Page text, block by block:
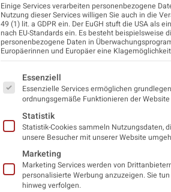
Einige Services verarbeiten personenbezogene
Nutzung dieser Services willigen Sie auch in die
49 (1) lit. a GDPR ein. Der EuGH stuft die USA als
nach EU-Standards ein. Es besteht beispielsweise
personenbezogene Daten in
Europäerinnen und Europäer eine
Es folgt eine Liste der Service-
Essenziell
Essenzielle Services ermöglichen
ordnungsgemäße Funktionieren der
Statistik
Statistik-Cookies sammeln Nutzungsdaten,
unsere Besucher mit unserer Website
Marketing
Marketing Services werden von
personalisierte Werbung anzuzeigen. Sie
hinweg verfolgen.